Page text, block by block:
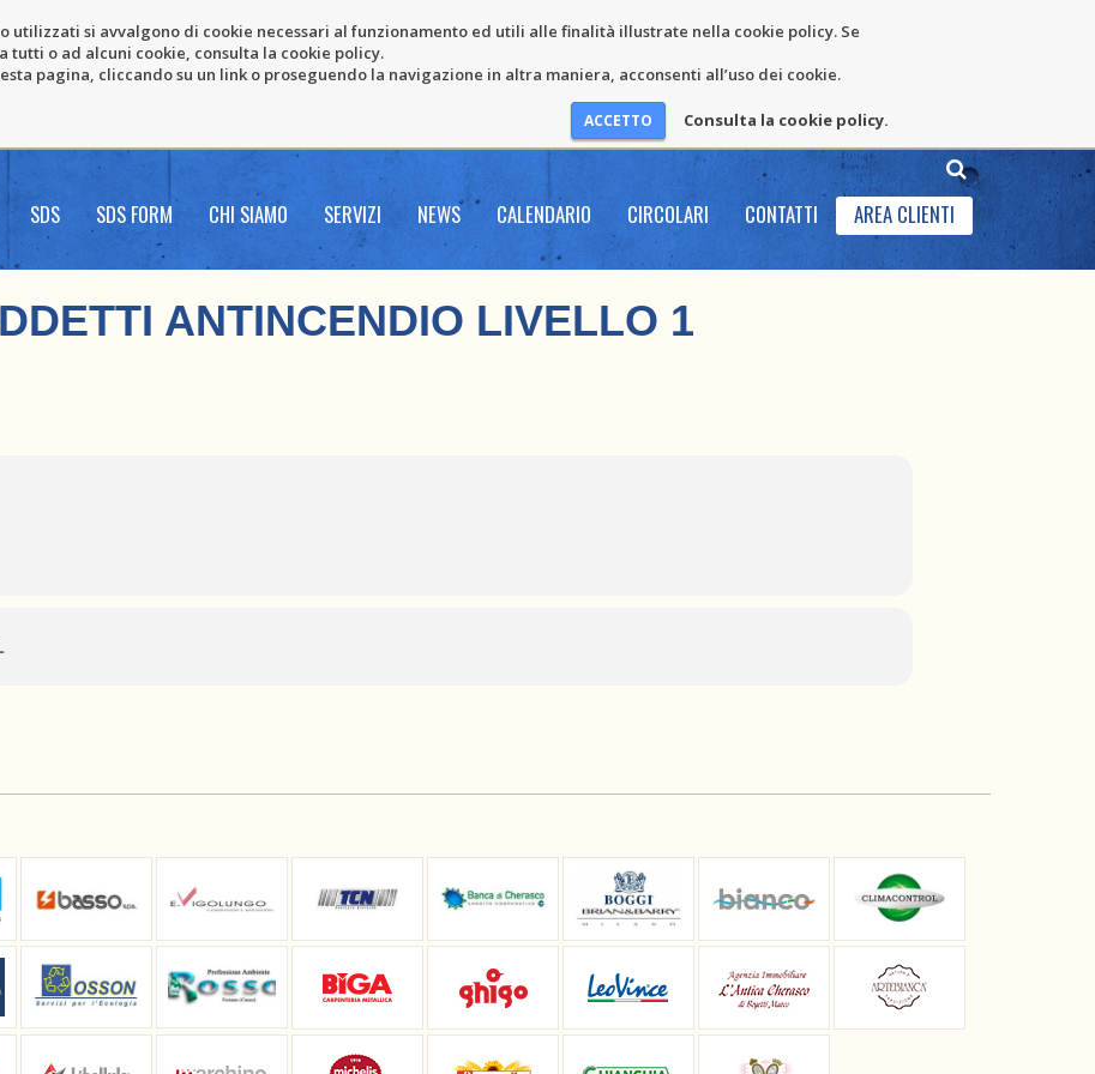
utilizzati si avvalgono di cookie necessari al funzionamento ed utili alle finalità illustrate nella cookie policy. Se
tutti o ad alcuni cookie, consulta la cookie policy.
pagina, cliccando su un link o proseguendo la navigazione in altra maniera, acconsenti all’uso dei cookie.
Consulta la cookie policy.
SDS SDS FORM CHI SIAMO SERVIZI NEWS CALENDARIO CIRCOLARI CONTATTI AREA CLIENTI
ANTINCENDIO LIVELLO 1